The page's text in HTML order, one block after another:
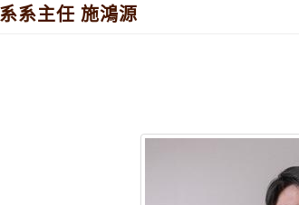
系主任 施鴻源